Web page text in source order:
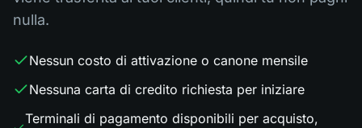
nulla.
Nessun costo di attivazione o canone mensile
Nessuna carta di credito richiesta per iniziare
Terminali di pagamento disponibili per acquisto,